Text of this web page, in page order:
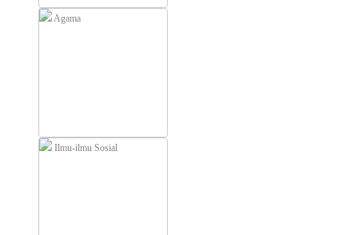
Agama
Ilmu-ilmu Sosial